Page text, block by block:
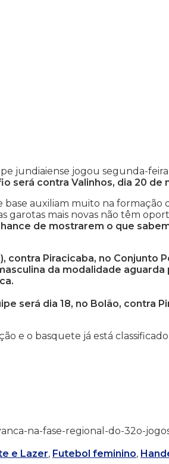
jundiaiense jogou segunda-feira
será contra Valinhos, dia 20 de
auxiliam muito na formação
garotas mais novas não têm
de mostrarem o que
contra Piracicaba, no Conjunto
da modalidade aguarda
será dia 18, no Bolão, contra
e o basquete já está classificado
na-fase-regional-do-32o-
e Lazer, Futebol feminino,